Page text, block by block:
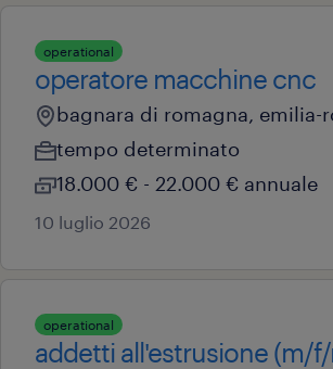
operational
operatore macchine cnc
bagnara di romagna, emilia-
tempo determinato
18.000 € - 22.000 € annuale
10 luglio 2026
operational
addetti all'estrusione (m/